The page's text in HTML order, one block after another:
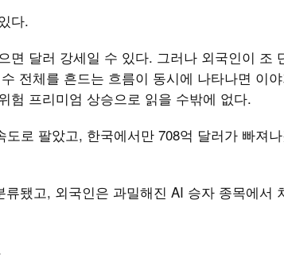
다.
면 달러 강세일 수 있다. 그러나 외국인이 조
전체를 흔드는 흐름이 동시에 나타나면 이
험 프리미엄 상승으로 읽을 수밖에 없다.
로 팔았고, 한국에서만 708억 달러가 빠져
됐고, 외국인은 과밀해진 AI 승자 종목에서